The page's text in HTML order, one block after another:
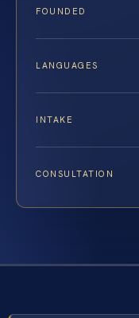
FOUNDED
LANGUAGES
INTAKE
CONSULTATION